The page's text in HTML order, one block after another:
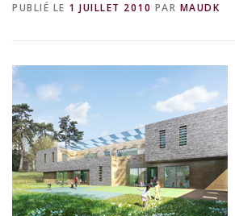
CONTACT
PUBLIÉ LE 1 JUILLET 2010 PAR MAUDK